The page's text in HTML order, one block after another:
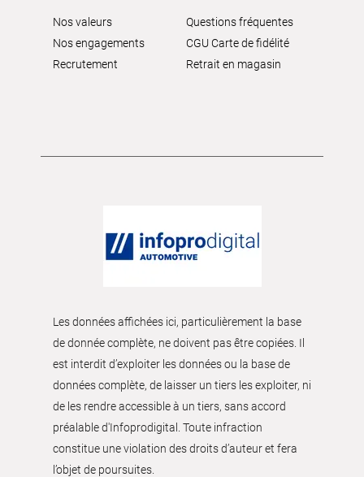
Nos valeurs
Nos engagements
Recrutement
Questions fréquentes
CGU Carte de fidélité
Retrait en magasin
Les données affichées ici, particulièrement la base
de donnée complète, ne doivent pas être copiées. Il
est interdit d’exploiter les données ou la base de
données complète, de laisser un tiers les exploiter, ni
de les rendre accessible à un tiers, sans accord
préalable d'Infoprodigital. Toute infraction
constitue une violation des droits d’auteur et fera
l’objet de poursuites.